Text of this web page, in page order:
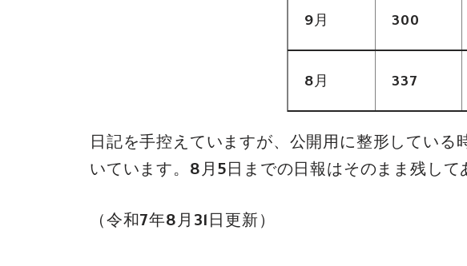
9月 300
8月 337
日記を手控えていますが、公開用に整形してい
いています。8月5日までの日報はそのまま残して
（令和7年8月31日更新）